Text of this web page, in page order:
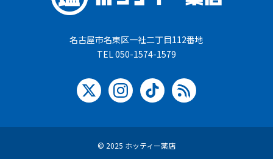
名古屋市名東区一社二丁目112番地
TEL 050-1574-1579
© 2025 ホッティー薬店